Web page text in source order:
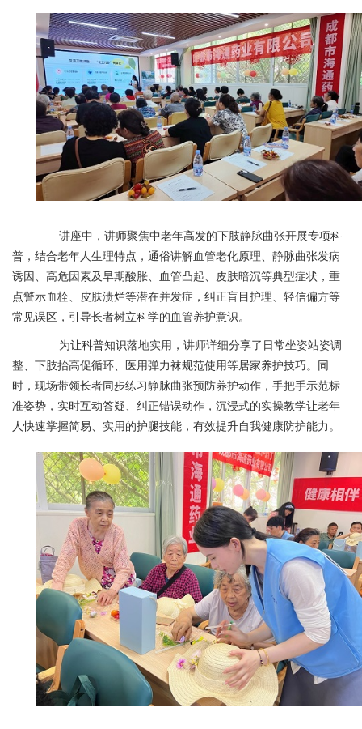
讲座中，讲师聚焦中老年高发的下肢静脉曲张开展专项科
普，结合老年人生理特点，通俗讲解血管老化原理、静脉曲张发病
诱因、高危因素及早期酸胀、血管凸起、皮肤暗沉等典型症状，重
点警示血栓、皮肤溃烂等潜在并发症，纠正盲目护理、轻信偏方等
常见误区，引导长者树立科学的血管养护意识。
为让科普知识落地实用，讲师详细分享了日常坐姿站姿调
整、下肢抬高促循环、医用弹力袜规范使用等居家养护技巧。同
时，现场带领长者同步练习静脉曲张预防养护动作，手把手示范标
准姿势，实时互动答疑、纠正错误动作，沉浸式的实操教学让老年
人快速掌握简易、实用的护腿技能，有效提升自我健康防护能力。